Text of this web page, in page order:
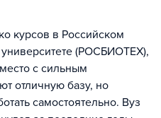
курсов в Российском
(РОСБИОТЕХ),
с сильным
отличную базу, но
самостоятельно. Вуз